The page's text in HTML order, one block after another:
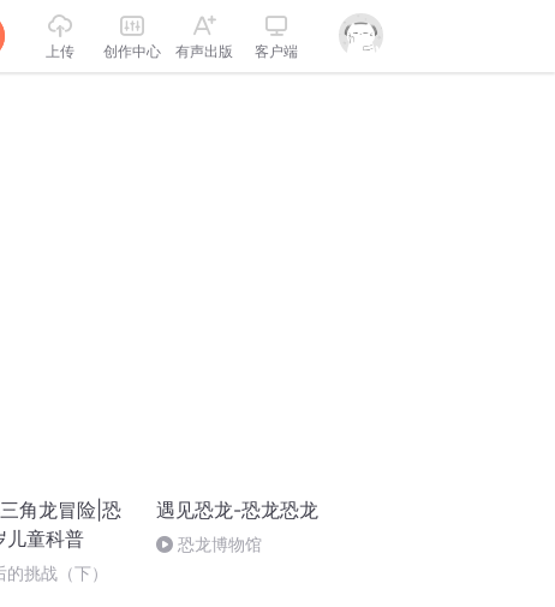
上传 创作中心 有声出版 客户端
角龙冒险|恐
童科普
挑战（下）
遇见恐龙-恐龙恐龙
恐龙博物馆